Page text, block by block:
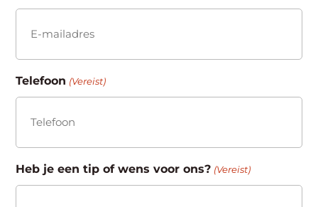
Telefoon (Vereist)
Heb je een tip of wens voor ons? (Vereist)